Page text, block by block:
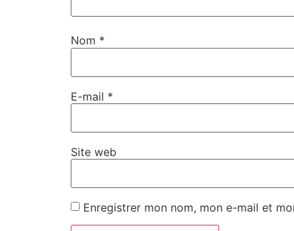
Nom *
E-mail *
Site web
Enregistrer mon nom, mon e-mail et